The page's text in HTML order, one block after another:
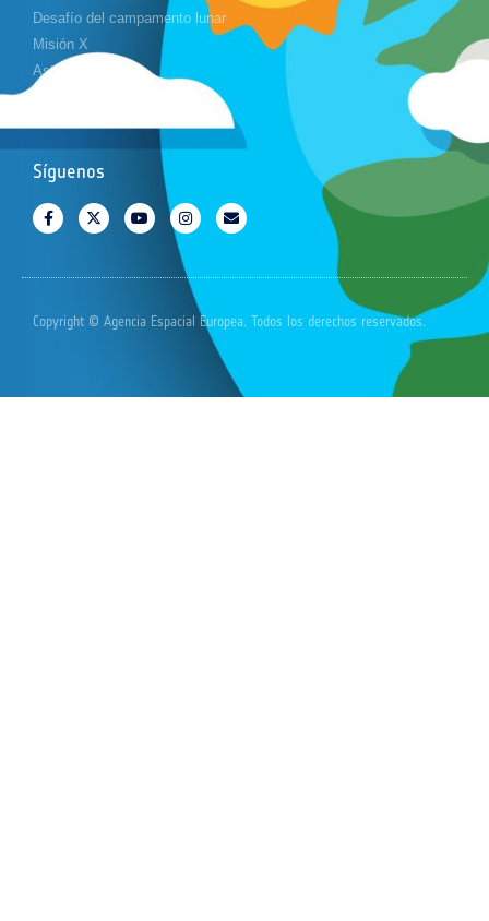
Desafío del campamento lunar
Misión X
Astropi
Síguenos
Copyright © Agencia Espacial Europea. Todos los derechos reservados.